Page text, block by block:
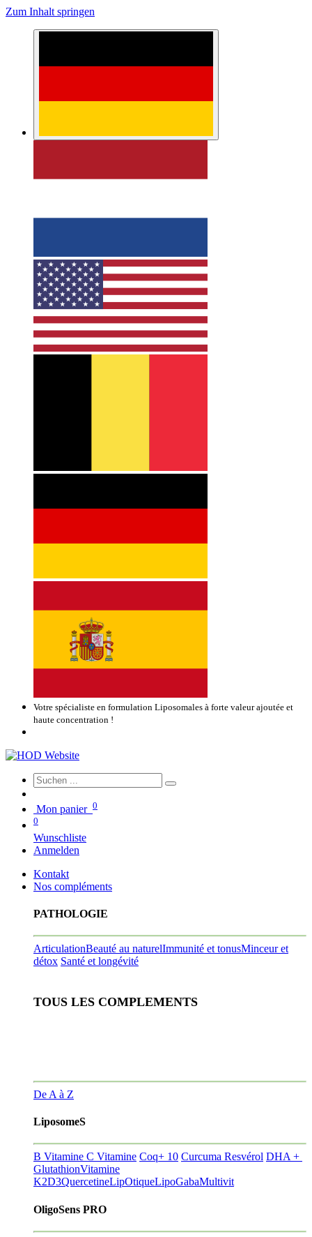
Zum Inhalt springen
Votre spécialiste en formulation Liposomales à forte valeur ajoutée et
haute concentration !
Mon panier 0
0
Wunschliste
Anmelden
Kontakt
Nos compléments
PATHOLOGIE
ArticulationBeauté au naturelImmunité et tonusMinceur et
détox Santé et longévité
TOUS LES COMPLEMENTS
De A à Z
LiposomeS
B Vitamine C Vitamine Coq+ 10 Curcuma Resvérol DHA +
GlutathionVitamine
K2D3QuercetineLipOtiqueLipoGabaMultivit
OligoSens PRO